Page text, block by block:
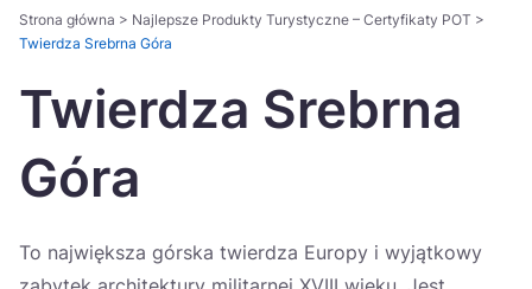
Português Norsk
Україна
Zamknij
Strona główna > Najlepsze Produkty Turystyczne – Certyfikaty POT >
Twierdza Srebrna Góra
Twierdza Srebrna
Góra
To największa górska twierdza Europy i wyjątkowy